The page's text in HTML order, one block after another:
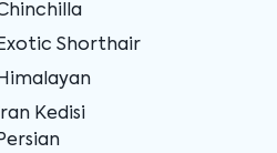
Exotic Shorthair
Himalayan
İran Kedisi
Persian